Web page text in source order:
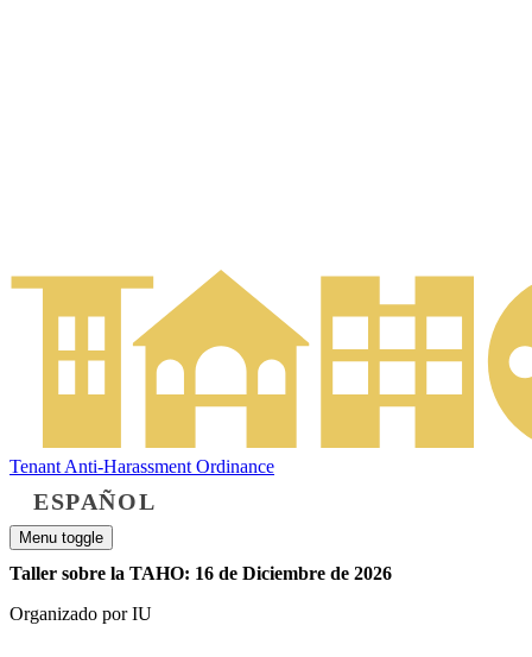
Tenant Anti-Harassment Ordinance
ESPAÑOL
Menu toggle
Taller sobre la TAHO: 16 de Diciembre de 2026
Organizado por IU